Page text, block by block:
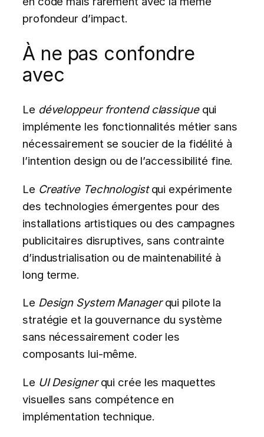
profondeur d’impact.
À ne pas confondre
avec
Le développeur frontend classiquequi
implémente les fonctionnalités métier sans
nécessairement se soucier de la fidélité à
l’intention design ou de l’accessibilité fine.
Le Creative Technologistqui expérimente
des technologies émergentes pour des
installations artistiques ou des campagnes
publicitaires disruptives, sans contrainte
d’industrialisation ou de maintenabilité à
long terme.
Le Design System Managerqui pilote la
stratégie et la gouvernance du système
sans nécessairement coder les
composants lui-même.
Le UI Designerqui crée les maquettes
visuelles sans compétence en
implémentation technique.